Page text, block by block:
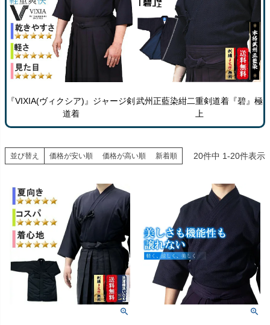
『VIXIA(ヴィクシア)』ジャージ剣
道着
武州正藍染紺二重剣道着『碧』極
上
並び替え 価格が安い順 価格が高い順 新着順 20件中 1-20件表示